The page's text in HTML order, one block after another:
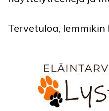
Tervetuloa, lemmikin